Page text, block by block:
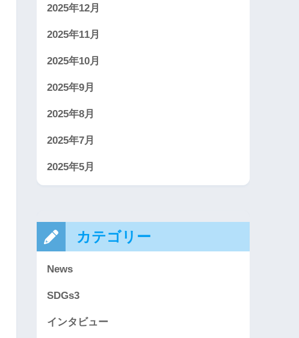
2025年12月
2025年11月
2025年10月
2025年9月
2025年8月
2025年7月
2025年5月
カテゴリー
News
SDGs3
インタビュー